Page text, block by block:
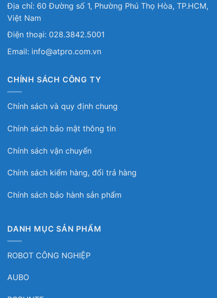
Địa chỉ: 60 Đường số 1, Phường Phú Thọ Hòa, TP.HCM,
Việt Nam
Điện thoại: 028.3842.5001
Email: info@atpro.com.vn
CHÍNH SÁCH CÔNG TY
Chính sách và quy định chung
Chính sách bảo mật thông tin
Chính sách vận chuyển
Chính sách kiểm hàng, đổi trả hàng
Chính sách bảo hành sản phẩm
DANH MỤC SẢN PHẨM
ROBOT CÔNG NGHIỆP
AUBO